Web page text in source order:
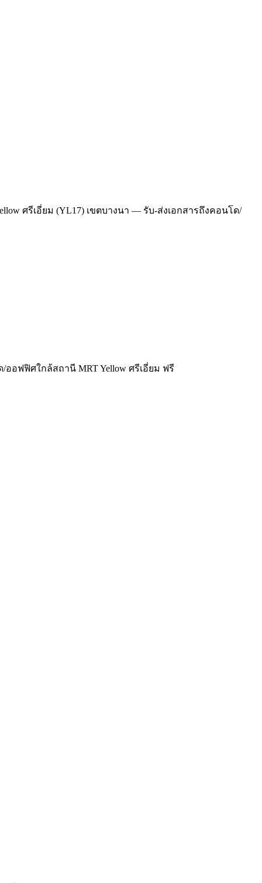
ศรีเอี่ยม (YL17) เขตบางนา — รับ-ส่งเอกสารถึงคอนโด/
อฟฟิศใกล้สถานี MRT Yellow ศรีเอี่ยม ฟรี